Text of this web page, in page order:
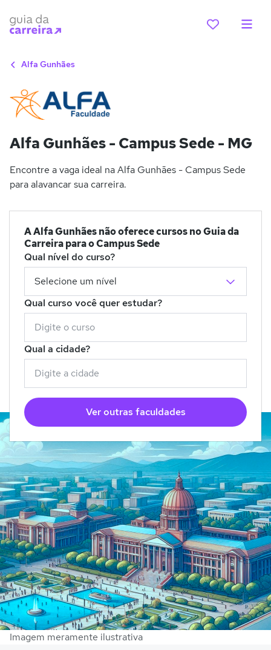
Alfa Gunhães
Alfa Gunhães - Campus Sede - MG
Encontre a vaga ideal na Alfa Gunhães - Campus Sede
para alavancar sua carreira.
A Alfa Gunhães não oferece cursos no Guia da
Carreira para o Campus Sede
Qual nível do curso?
Qual curso você quer estudar?
Qual a cidade?
Ver outras faculdades
Imagem meramente ilustrativa